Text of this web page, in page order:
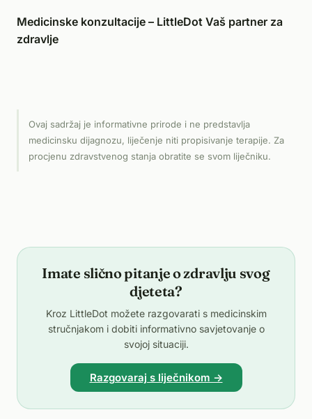
Medicinske konzultacije – LittleDot Vaš partner za
zdravlje
Ovaj sadržaj je informativne prirode i ne predstavlja
medicinsku dijagnozu, liječenje niti propisivanje terapije. Za
procjenu zdravstvenog stanja obratite se svom liječniku.
Imate slično pitanje o zdravlju svog
djeteta?
Kroz LittleDot možete razgovarati s medicinskim
stručnjakom i dobiti informativno savjetovanje o
svojoj situaciji.
Razgovaraj s liječnikom →